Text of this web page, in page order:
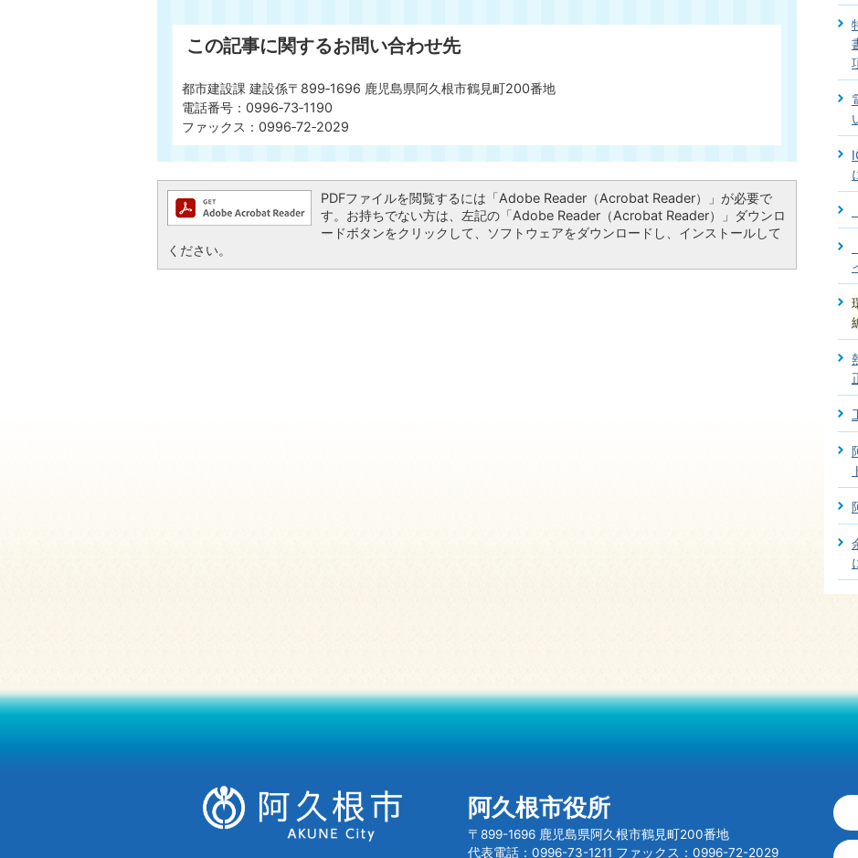
この記事に関するお問い合わせ先
都市建設課 建設係〒899‐1696 鹿児島県阿久根市鶴見町200番地
電話番号：0996‐73‐1190
ファックス：0996‐72‐2029
PDFファイルを閲覧するには「Adobe Reader（Acrobat Reader）」が必要で
す。お持ちでない方は、左記の「Adobe Reader（Acrobat Reader）」ダウンロ
ードボタンをクリックして、ソフトウェアをダウンロードし、インストールして
ください。
阿久根市役所
〒899-1696 鹿児島県阿久根市鶴見町200番地
代表電話：0996-73-1211 ファックス：0996-72-2029